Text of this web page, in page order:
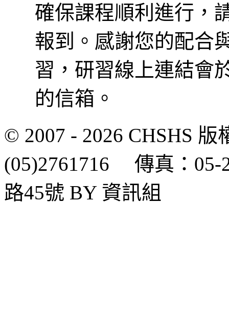
確保課程順利進行，
報到。感謝您的配合
習，研習線上連結會
的信箱。
© 2007 - 2026 CHSHS
(05)2761716 傳真：05-
路45號 BY 資訊組